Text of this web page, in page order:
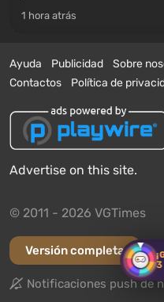
3
1 hora atrás
Ayuda Publicidad Sobre
Contactos
Política de
Advertise on this site.
© 2011 - 2026 VGTimes
Versión completa
Notificaciones push de